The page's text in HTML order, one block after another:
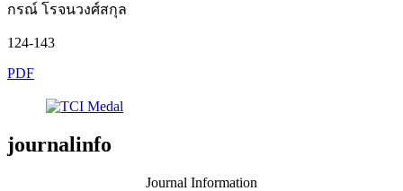
กรณ์ โรจนวงศ์สกุล
124-143
PDF
journalinfo
Journal Information